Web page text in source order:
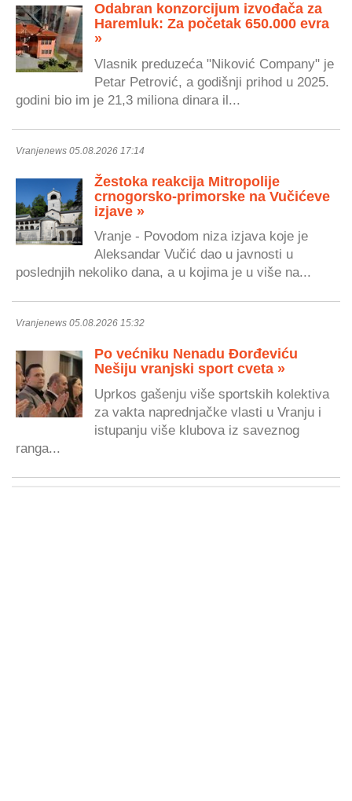
Odabran konzorcijum izvođača za
Haremluk: Za početak 650.000 evra
»
Vlasnik preduzeća "Niković Company" je
Petar Petrović, a godišnji prihod u 2025.
godini bio im je 21,3 miliona dinara il...
Vranjenews 05.08.2026 17:14
Žestoka reakcija Mitropolije
crnogorsko-primorske na Vučićeve
izjave »
Vranje - Povodom niza izjava koje je
Aleksandar Vučić dao u javnosti u
poslednjih nekoliko dana, a u kojima je u više na...
Vranjenews 05.08.2026 15:32
Po većniku Nenadu Đorđeviću
Nešiju vranjski sport cveta »
Uprkos gašenju više sportskih kolektiva
za vakta naprednjačke vlasti u Vranju i
istupanju više klubova iz saveznog
ranga...